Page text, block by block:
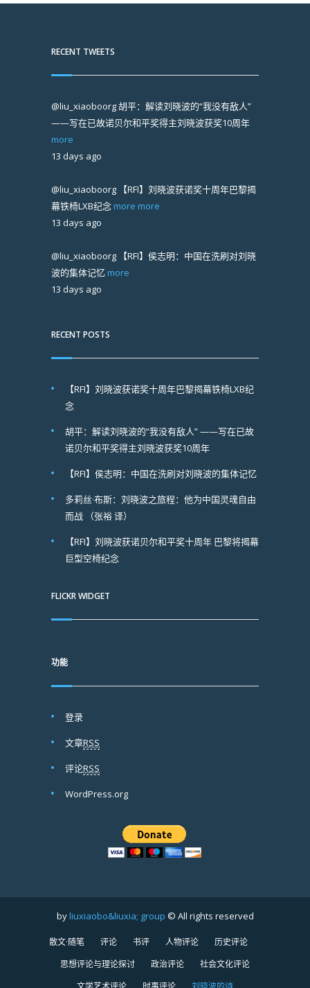
RECENT TWEETS
@liu_xiaoboorg胡平：解读刘晓波的“我没有敌人”
——写在已故诺贝尔和平奖得主刘晓波获奖10周年
more
13 days ago
@liu_xiaoboorg 【RFI】刘晓波获诺奖十周年巴黎揭
幕铁椅LXB纪念 more more
13 days ago
@liu_xiaoboorg 【RFI】侯志明：中国在洗刷对刘晓
波的集体记忆 more
13 days ago
RECENT POSTS
【RFI】刘晓波获诺奖十周年巴黎揭幕铁椅LXB纪
念
胡平：解读刘晓波的“我没有敌人” ——写在已故
诺贝尔和平奖得主刘晓波获奖10周年
【RFI】侯志明：中国在洗刷对刘晓波的集体记忆
多莉丝·布斯：刘晓波之旅程：他为中国灵魂自由
而战 （张裕 译）
【RFI】刘晓波获诺贝尔和平奖十周年 巴黎将揭幕
巨型空椅纪念
FLICKR WIDGET
功能
登录
文章RSS
评论RSS
WordPress.org
byliuxiaobo&liuxia; group © All rights reserved
散文·随笔 评论 书评 人物评论
历史评论
思想评论与理论探讨
政治评论
社会文化评论